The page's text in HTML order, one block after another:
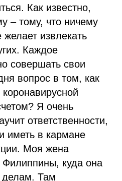
Как известно,
– тому, что ничему
желает извлекать
Каждое
совершать свои
вопрос в том, как
Я очень
ответственности,
иметь в кармане
Моя жена
куда она
делам. Там